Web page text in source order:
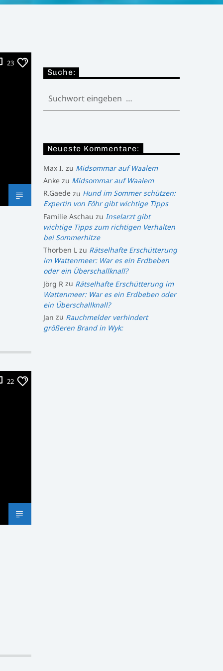
23
22
Suche:
Neueste Kommentare:
Max I. zu Midsommar auf Waalem
Ankezu Midsommar auf Waalem
R.Gaedezu Hund im Sommer schützen:
Expertin von Föhr gibt wichtige Tipps
Familie Aschau zu Inselarzt gibt
wichtige Tipps zum richtigen Verhalten
bei Sommerhitze
Thorben Lzu Rätselhafte Erschütterung
im Wattenmeer: War es ein Erdbeben
oder ein Überschallknall?
Jörg R zu Rätselhafte Erschütterung im
Wattenmeer: War es ein Erdbeben oder
ein Überschallknall?
Jan zu Rauchmelder verhindert
größeren Brand in Wyk: